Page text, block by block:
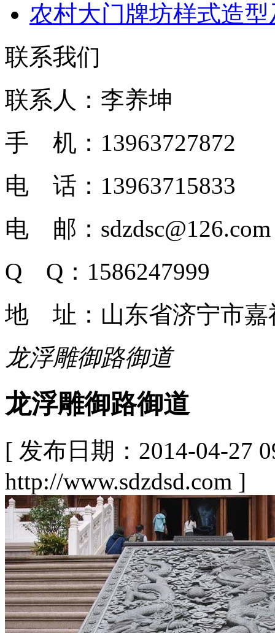
农村大门牌坊样式造
联系我们
联系人：李养坤
手 机：13963727872
电 话：13963715833
电 邮：sdzdsc@126.com
Q Q：1586247999
地 址：山东省济宁市嘉
龙浮雕御路御道
龙浮雕御路御道
[ 发布日期：2014-04-27
http://www.sdzdsd.com ]